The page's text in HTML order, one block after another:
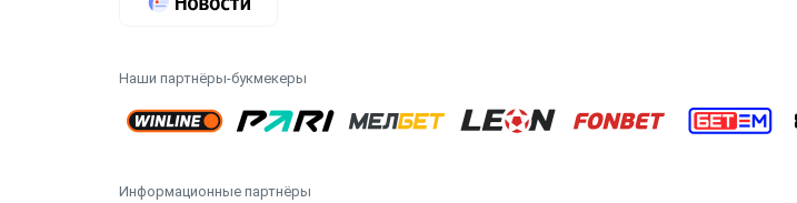
Наши партнёры-букмекеры
Информационные партнёры